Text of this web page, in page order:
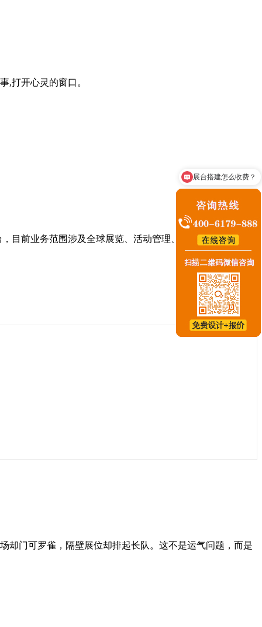
,打开心灵的窗口。
目前业务范围涉及全球展览、活动管理、主题文化馆等。
却门可罗雀，隔壁展位却排起长队。这不是运气问题，而是
咨询展台搭建业务